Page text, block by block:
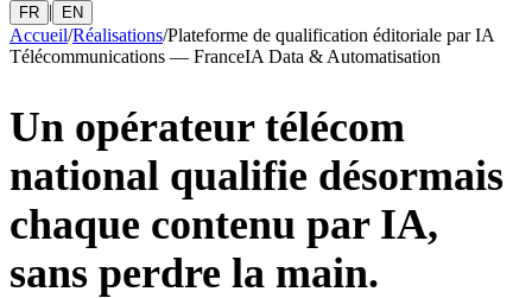
FR | EN
Accueil/Réalisations/Plateforme de qualification éditoriale par IA
Télécommunications — FranceIA Data & Automatisation
Un opérateur télécom
national qualifie désormais
chaque contenu par IA,
sans perdre la main.